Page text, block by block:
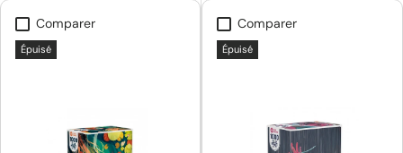
Comparer
Épuisé
Comparer
Épuisé